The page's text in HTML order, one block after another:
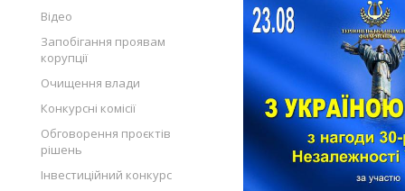
Відео
Запобігання проявам
корупції
Очищення влади
Конкурсні комісії
Обговорення проєктів
рішень
Інвестиційний конкурс